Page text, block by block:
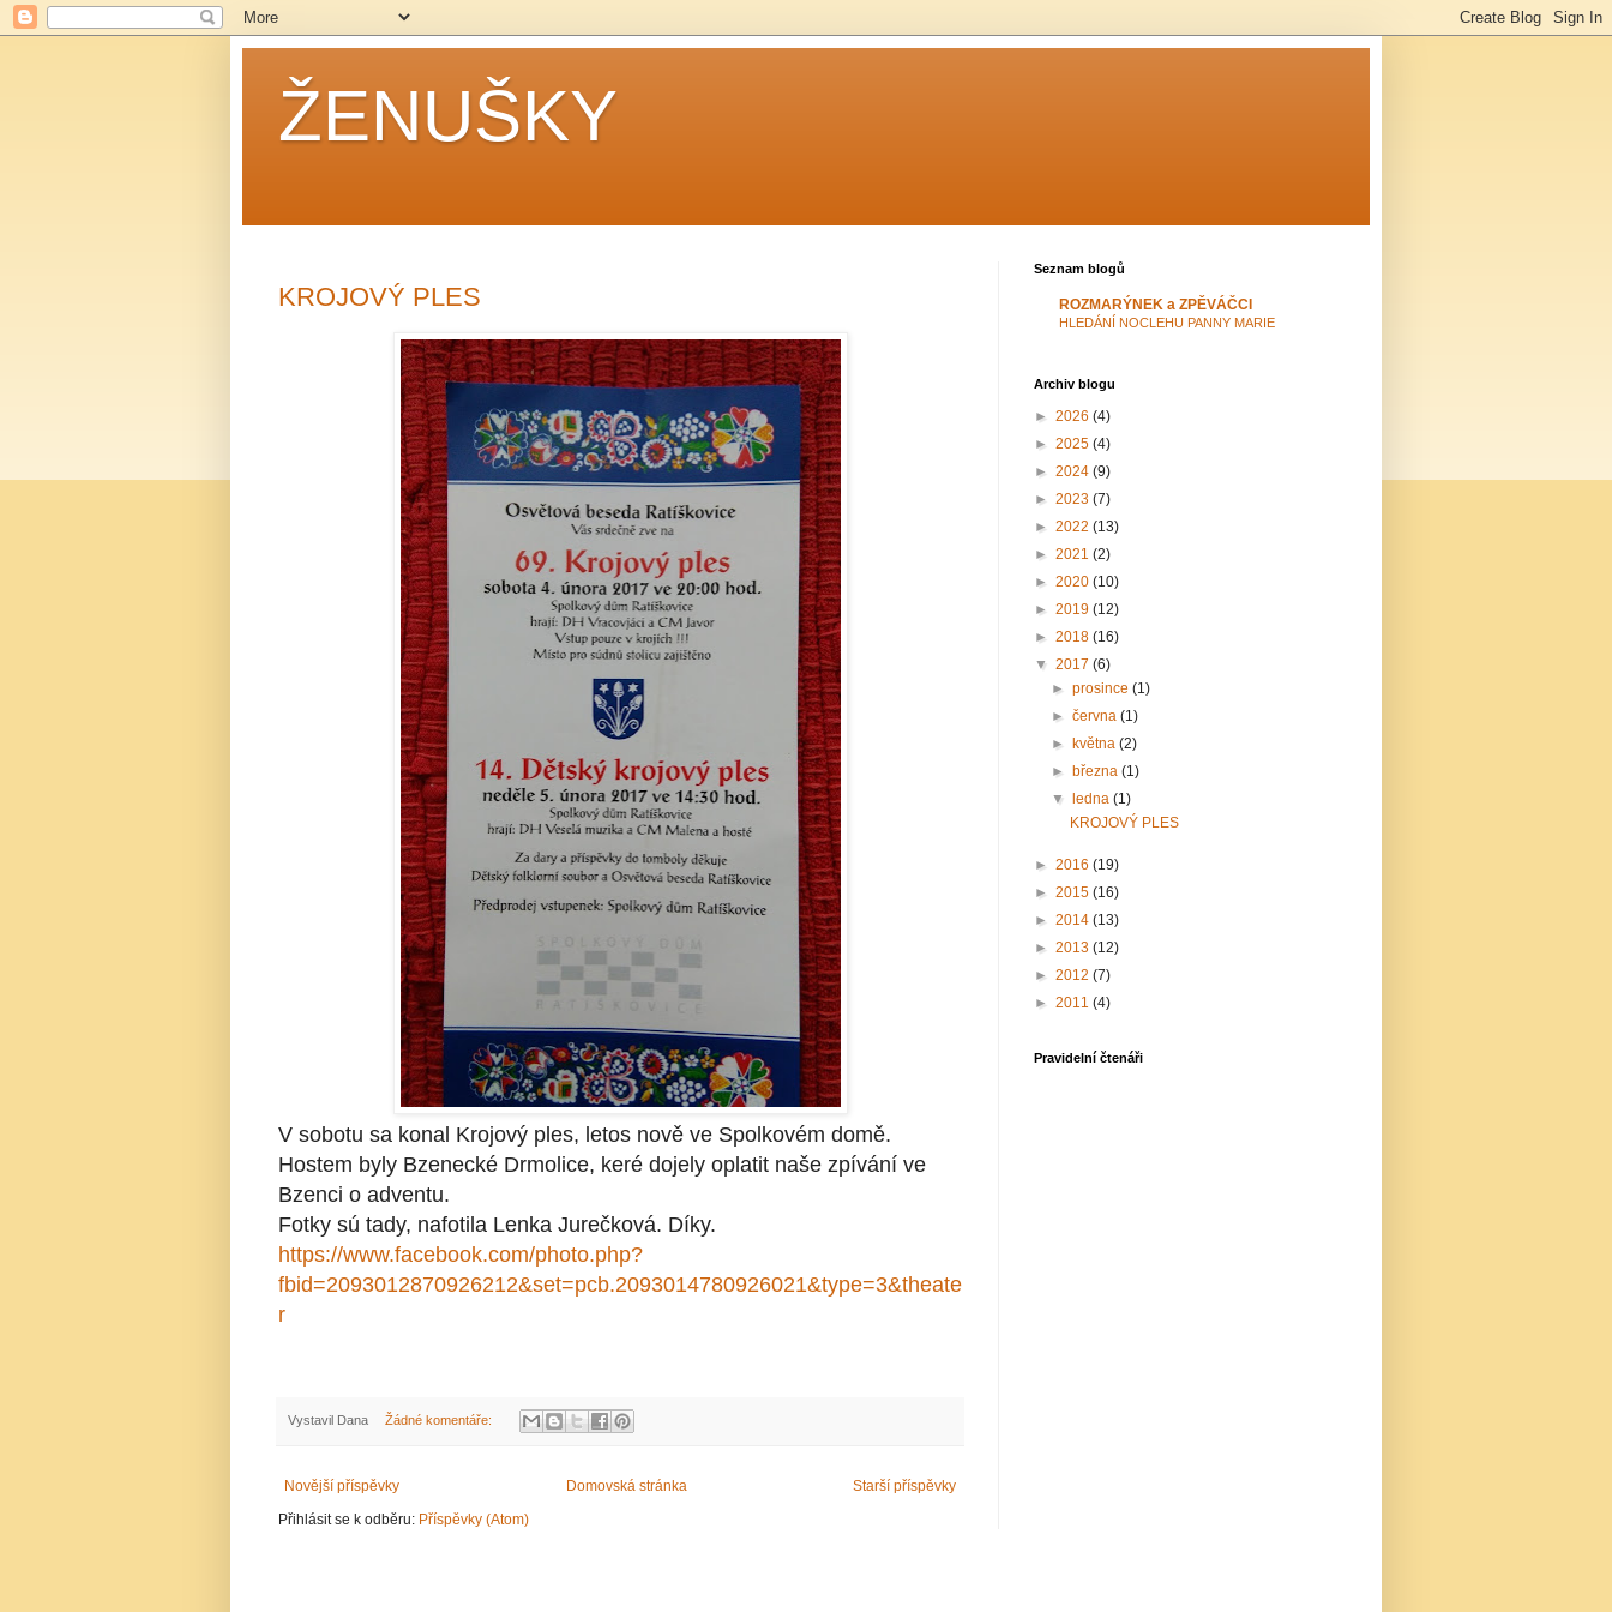
ŽENUŠKY
KROJOVÝ PLES
V sobotu sa konal Krojový ples, letos nově ve Spolkovém domě.
Hostem byly Bzenecké Drmolice, keré dojely oplatit naše zpívání ve
Bzenci o adventu.
Fotky sú tady, nafotila Lenka Jurečková. Díky.
https://www.facebook.com/photo.php?
fbid=2093012870926212&set=pcb.2093014780926021&type=3&theate
r
Vystavil Dana Žádné komentáře:
Novější příspěvky Starší příspěvky
Domovská stránka
Přihlásit se k odběru: Příspěvky (Atom)
Seznam blogů
ROZMARÝNEK a ZPĚVÁČCI
HLEDÁNÍ NOCLEHU PANNY MARIE
Archiv blogu
► 2026 (4)
► 2025 (4)
► 2024 (9)
► 2023 (7)
► 2022 (13)
► 2021 (2)
► 2020 (10)
► 2019 (12)
► 2018 (16)
▼ 2017 (6)
►prosince(1)
►června(1)
►
května(2)
► března(1)
▼
ledna(1)
KROJOVÝ PLES
► 2016 (19)
► 2015 (16)
► 2014 (13)
► 2013 (12)
► 2012 (7)
► 2011 (4)
Pravidelní čtenáři